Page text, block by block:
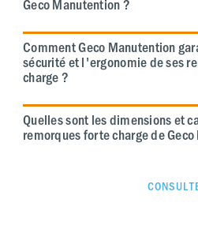
Geco Manutention ?
Comment Geco Manutention
sécurité et l'ergonomie de ses
charge ?
Quelles sont les dimensions et
remorques forte charge de